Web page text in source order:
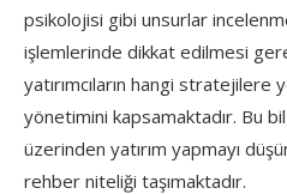
psikolojisi gibi unsurlar
işlemlerinde dikkat edilmesi
yatırımcıların hangi
yönetimini kapsamaktadır. Bu
üzerinden yatırım yapmayı
rehber niteliği taşımaktadır.